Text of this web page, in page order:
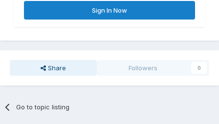
Sign In Now
Share Followers 0
Go to topic listing